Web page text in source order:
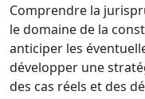
Comprendre la
le domaine de la
anticiper les
développer une
des cas réels et des